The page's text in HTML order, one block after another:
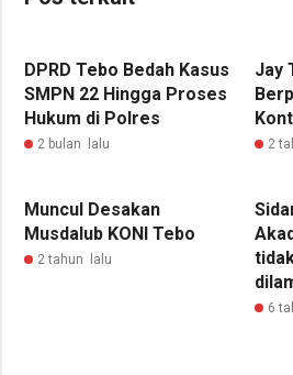
DPRD Tebo Bedah Kasus
SMPN 22 Hingga Proses
Hukum di Polres
2 bulan lalu
Jay
2
Muncul Desakan
Musdalub KONI Tebo
2 tahun lalu
6